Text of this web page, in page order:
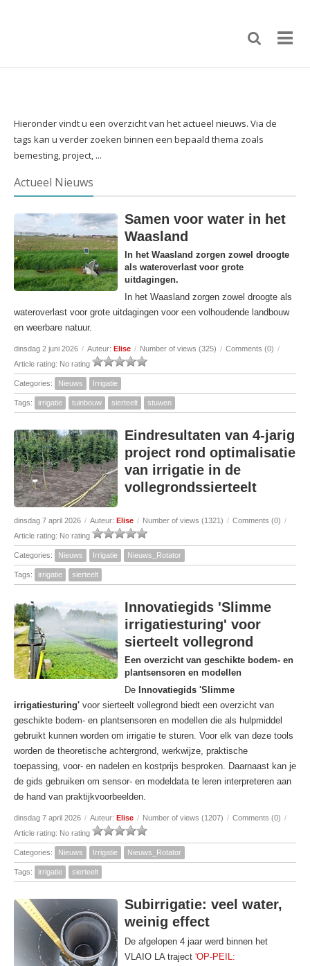
Hieronder vindt u een overzicht van het actueel nieuws. Via de
tags kan u verder zoeken binnen een bepaald thema zoals
bemesting, project, ...
Actueel Nieuws
Samen voor water in het
Waasland
In het Waasland zorgen zowel droogte
als wateroverlast voor grote
uitdagingen.
In het Waasland zorgen zowel droogte als
wateroverlast voor grote uitdagingen voor een volhoudende landbouw
en weerbare natuur.
dinsdag 2 juni 2026 / Auteur: Elise / Number of views (325) / Comments (0) /
Article rating: No rating
Categories: Nieuws Irrigatie
Tags: irrigatie tuinbouw sierteelt stuwen
Eindresultaten van 4-jarig
project rond optimalisatie
van irrigatie in de
vollegrondssierteelt
dinsdag 7 april 2026 / Auteur: Elise / Number of views (1321) / Comments (0) /
Article rating: No rating
Categories: Nieuws Irrigatie Nieuws_Rotator
Tags: irrigatie sierteelt
Innovatiegids 'Slimme
irrigatiesturing' voor
sierteelt vollegrond
Een overzicht van geschikte bodem- en
plantsensoren en modellen
De Innovatiegids 'Slimme
irrigatiesturing' voor sierteelt vollegrond biedt een overzicht van
geschikte bodem- en plantsensoren en modellen die als hulpmiddel
gebruikt kunnen worden om irrigatie te sturen. Voor elk van deze tools
worden de theoretische achtergrond, werkwijze, praktische
toepassing, voor- en nadelen en kostprijs besproken. Daarnaast kan je
de gids gebruiken om sensor- en modeldata te leren interpreteren aan
de hand van praktijkvoorbeelden.
dinsdag 7 april 2026 / Auteur: Elise / Number of views (1207) / Comments (0) /
Article rating: No rating
Categories: Nieuws Irrigatie Nieuws_Rotator
Tags: irrigatie sierteelt
Subirrigatie: veel water,
weinig effect
De afgelopen 4 jaar werd binnen het
VLAIO LA traject 'OP-PEIL: